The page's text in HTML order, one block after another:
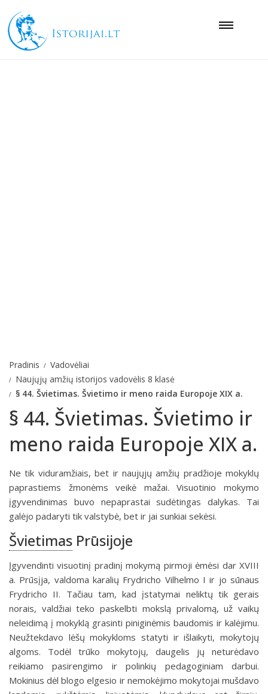
Pradinis
Vadovėliai
Naujųjų amžių istorijos vadovėlis 8 klasė
§ 44. Švietimas. Švietimo ir meno raida Europoje XIX a.
§ 44. Švietimas. Švietimo ir
meno raida Europoje XIX a.
Ne tik viduramžiais, bet ir naujųjų amžių pradžioje mokyklų
paprastiems žmonėms veikė mažai. Visuotinio mokymo
įgyvendinimas buvo nepaprastai sudėtingas dalykas. Tai
galėjo padaryti tik valstybė, bet ir jai sunkiai sekėsi.
Švietimas Prūsijoje
Įgyvendinti visuotinį pradinį mokymą pirmoji ėmėsi dar XVIII
a. Prūsįja, valdoma karalių Frydricho Vilhelmo I ir jo sūnaus
Frydricho II. Tačiau tam, kad įstatymai neliktų tik gerais
norais, valdžiai teko paskelbti mokslą privalomą, už vaikų
neleidimą į mokyklą grasinti piniginėmis baudomis ir kalėjimu.
Neužtekdavo lėšų mokykloms statyti ir išlaikyti, mokytojų
algoms. Todėl trūko mokytojų, daugelis jų neturėdavo
reikiamo pasirengimo ir polinkių pedagoginiam darbui.
Mokinius dėl blogo elgesio ir nemokėjimo mokytojai mušdavo